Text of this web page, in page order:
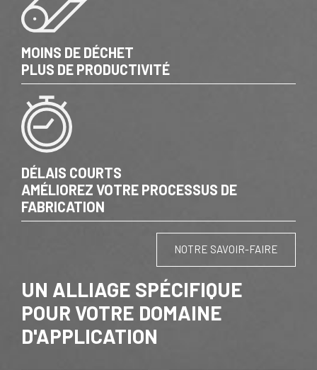
MOINS DE DÉCHET
PLUS DE PRODUCTIVITÉ
DÉLAIS COURTS
AMÉLIOREZ VOTRE PROCESSUS DE
FABRICATION
NOTRE SAVOIR-FAIRE
UN ALLIAGE SPÉCIFIQUE
POUR VOTRE DOMAINE
D'APPLICATION